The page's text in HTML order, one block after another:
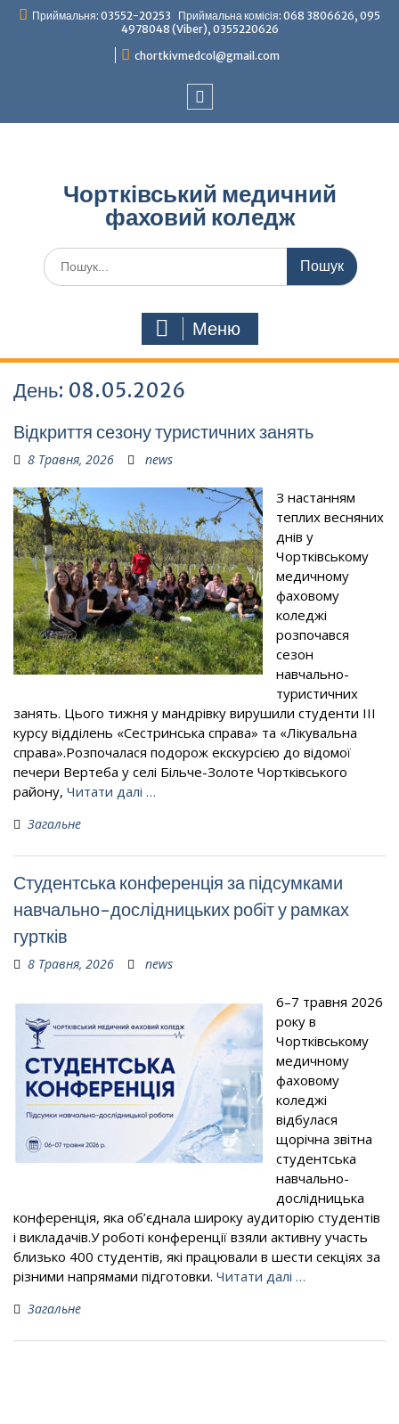
ПерейтиПриймальня: 03552-20253 Приймальна комісія: 068 3806626, 095
4978048 (Viber), 0355220626
chortkivmedcol@gmail.com
Чортківський медичний
фаховий коледж
Шукати:
Меню
День: 08.05.2026
Відкриття сезону туристичних занять
8 Травня, 2026 news
З настанням
теплих весняних
днів у
Чортківському
медичному
фаховому
коледжі
розпочався
сезон
навчально-
туристичних
занять. Цього тижня у мандрівку вирушили студенти ІІІ
курсу відділень «Сестринська справа» та «Лікувальна
справа».Розпочалася подорож екскурсією до відомої
печери Вертеба у селі Більче-Золоте Чортківського
району, Читати далі …
Загальне
Студентська конференція за підсумками
навчально-дослідницьких робіт у рамках
гуртків
8 Травня, 2026 news
6–7 травня 2026
року в
Чортківському
медичному
фаховому
коледжі
відбулася
щорічна звітна
студентська
навчально-
дослідницька
конференція, яка об’єднала широку аудиторію студентів
і викладачів.У роботі конференції взяли активну участь
близько 400 студентів, які працювали в шести секціях за
різними напрямами підготовки. Читати далі …
Загальне